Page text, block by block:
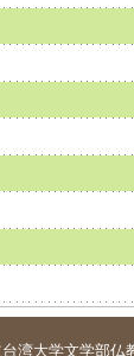
台湾大学文学部仏